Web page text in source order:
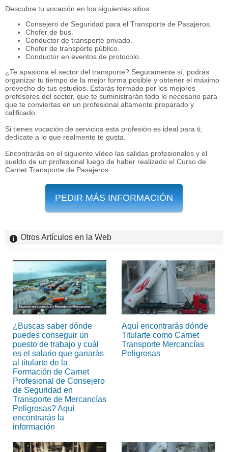
Descubre tu vocación en los siguientes sitios:
Consejero de Seguridad para el Transporte de Pasajeros.
Chofer de bus.
Conductor de transporte privado.
Chofer de transporte público.
Conductor en eventos de protocolo.
¿Te apasiona el sector del transporte? Seguramente sí, podrás
organizar tu tiempo de la mejor forma posible y obtener el máximo
provecho de tus estudios. Estarás formado por los mejores
profesores del sector, que te suministrarán todo lo necesario para
que te conviertas en un profesional altamente preparado y
calificado.
Si tienes vocación de servicios esta profesión es ideal para ti,
dedícate a lo que realmente te gusta.
Encontrarás en el siguiente vídeo las salidas profesionales y el
sueldo de un profesional luego de haber realizado el Curso de
Carnet Transporte de Pasajeros.
PEDIR MÁS INFORMACIÓN
Otros Artículos en la Web
¿Buscas saber dónde
puedes conseguir un
puesto de trabajo y cuál
es el salario que ganarás
al titularte de la
Formación de Carnet
Profesional de Consejero
de Seguridad en
Transporte de Mercancías
Peligrosas? Aquí
encontrarás la
información
Aquí encontrarás dónde
Titularte como Carnet
Transporte Mercancías
Peligrosas